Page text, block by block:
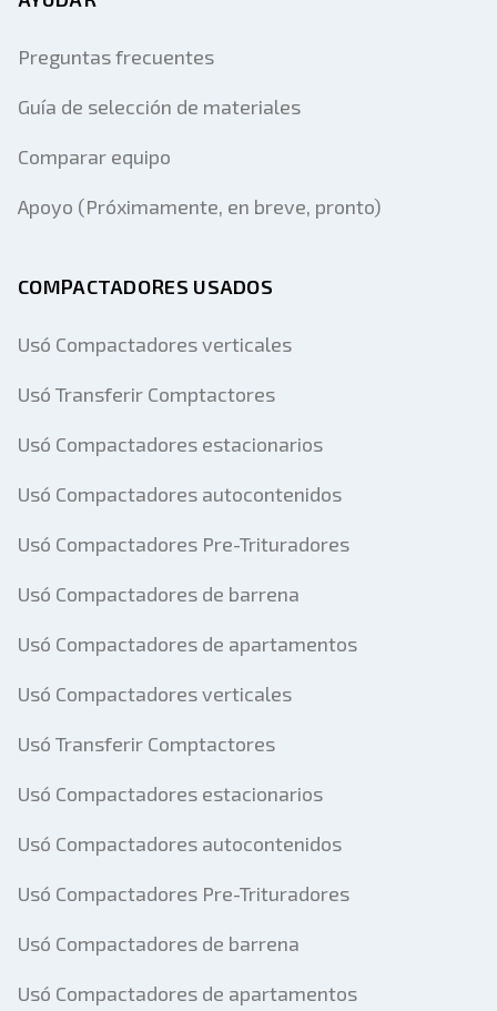
Preguntas frecuentes
Guía de selección de materiales
Comparar equipo
Apoyo (Próximamente, en breve, pronto)
COMPACTADORES USADOS
Usó Compactadores verticales
Usó Transferir Comptactores
Usó Compactadores estacionarios
Usó Compactadores autocontenidos
Usó Compactadores Pre-Trituradores
Usó Compactadores de barrena
Usó Compactadores de apartamentos
Usó Compactadores verticales
Usó Transferir Comptactores
Usó Compactadores estacionarios
Usó Compactadores autocontenidos
Usó Compactadores Pre-Trituradores
Usó Compactadores de barrena
Usó Compactadores de apartamentos